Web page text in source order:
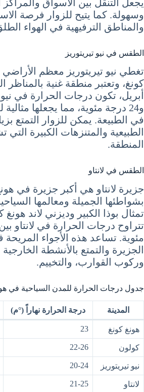
يجعل التنقل بين الأسواق والمراكز
وسهولة. كما يتيح للزوار فرصة
والمناطق الترفيهية في الهواء
الطقس في نيو تيريتوريز
تغطي نيو تيريتوريز معظم الأراضي
كونغ، وتعتبر منطقة غنية بالمناظر
و24 درجة مئوية، مما يجعلها
في الطبيعة. يمكن للزوار التمتع
الطبيعية والمتنزهات الكبيرة التي
المنطقة.
الطقس في لانتاو
جزيرة لانتاو هي أكبر جزيرة في
بشواطئها الجميلة ومعالمها
تمثال بوذا الكبير وديزني لاند
مئوية. تساعد هذه الأجواء
الجزيرة والتمتع بالأنشطة
وركوب القوارب، والتخييم.
جدول درجات الحرارة للمدن السياحية في
المدينة درجة الحرارة نهاراً (°م)
هونغ كونغ 23
كولون 22-26
نيو تيريتوريز 20-24
لانتاو 21-25